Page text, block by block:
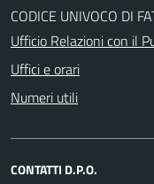
CODICE UNIVOCO DI
Ufficio Relazioni con il
Uffici e orari
Numeri utili
CONTATTI D.P.O.